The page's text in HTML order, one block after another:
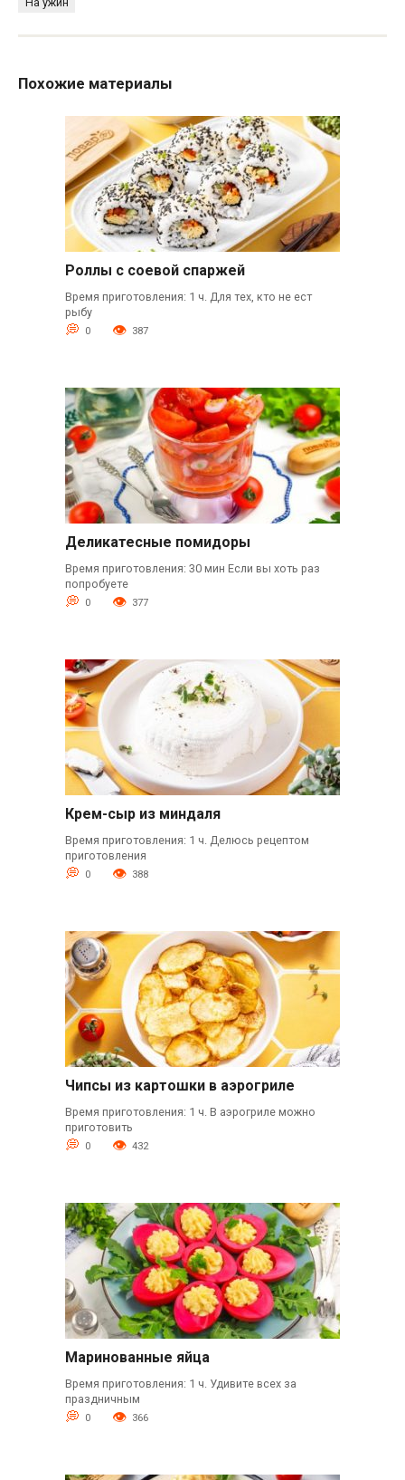
Похожие материалы
Роллы с соевой спаржей
Время приготовления: 1 ч. Для тех, кто не ест
рыбу
0 387
Деликатесные помидоры
Время приготовления: 30 мин Если вы хоть раз
попробуете
0 377
Крем-сыр из миндаля
Время приготовления: 1 ч. Делюсь рецептом
приготовления
0 388
Чипсы из картошки в аэрогриле
Время приготовления: 1 ч. В аэрогриле можно
приготовить
0 432
Маринованные яйца
Время приготовления: 1 ч. Удивите всех за
праздничным
0 366